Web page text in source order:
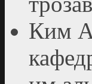
Ким